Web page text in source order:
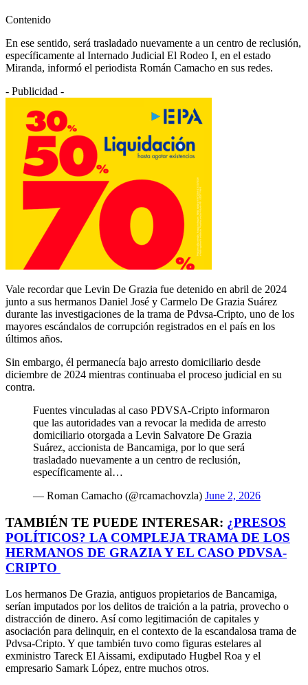
Contenido
En ese sentido, será trasladado nuevamente a un centro de reclusión,
específicamente al Internado Judicial El Rodeo I, en el estado
Miranda, informó el periodista Román Camacho en sus redes.
- Publicidad -
Vale recordar que Levin De Grazia fue detenido en abril de 2024
junto a sus hermanos Daniel José y Carmelo De Grazia Suárez
durante las investigaciones de la trama de Pdvsa-Cripto, uno de los
mayores escándalos de corrupción registrados en el país en los
últimos años.
Sin embargo, él permanecía bajo arresto domiciliario desde
diciembre de 2024 mientras continuaba el proceso judicial en su
contra.
Fuentes vinculadas al caso PDVSA-Cripto informaron
que las autoridades van a revocar la medida de arresto
domiciliario otorgada a Levin Salvatore De Grazia
Suárez, accionista de Bancamiga, por lo que será
trasladado nuevamente a un centro de reclusión,
específicamente al…
— Roman Camacho (@rcamachovzla) June 2, 2026
TAMBIÉN TE PUEDE INTERESAR: ¿PRESOS
POLÍTICOS? LA COMPLEJA TRAMA DE LOS
HERMANOS DE GRAZIA Y EL CASO PDVSA-
CRIPTO
Los hermanos De Grazia, antiguos propietarios de Bancamiga,
serían imputados por los delitos de traición a la patria, provecho o
distracción de dinero. Así como legitimación de capitales y
asociación para delinquir, en el contexto de la escandalosa trama de
Pdvsa-Cripto. Y que también tuvo como figuras estelares al
exministro Tareck El Aissami, exdiputado Hugbel Roa y el
empresario Samark López, entre muchos otros.